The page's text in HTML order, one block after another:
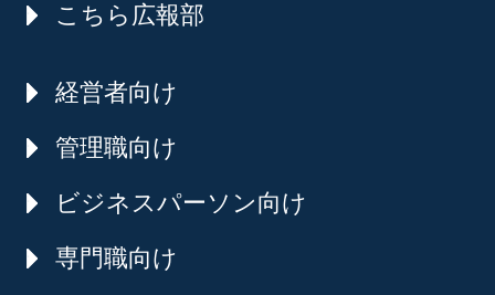
こちら広報部
経営者向け
管理職向け
ビジネスパーソン向け
専門職向け